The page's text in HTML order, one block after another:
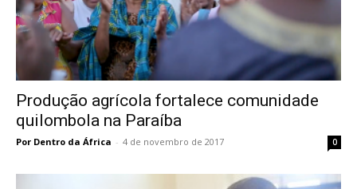
Produção agrícola fortalece comunidade
quilombola na Paraíba
Por Dentro da África - 4 de novembro de 2017 0